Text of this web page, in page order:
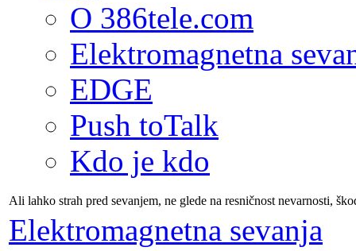
O 386tele.com
Elektromagnetna
EDGE
Push toTalk
Kdo je kdo
Ali lahko strah pred sevanjem, ne glede na resničnost nevarnosti,
Elektromagnetna sevanja